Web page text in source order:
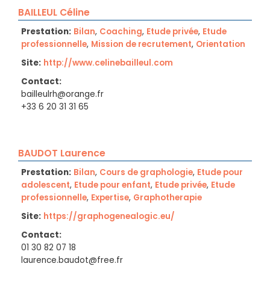
BAILLEUL Céline
Prestation: Bilan, Coaching, Etude privée, Etude
professionnelle, Mission de recrutement, Orientation
Site: http://www.celinebailleul.com
Contact:
bailleulrh@orange.fr
+33 6 20 31 31 65
BAUDOT Laurence
Prestation: Bilan, Cours de graphologie, Etude pour
adolescent, Etude pour enfant, Etude privée, Etude
professionnelle, Expertise, Graphotherapie
Site: https://graphogenealogic.eu/
Contact:
01 30 82 07 18
laurence.baudot@free.fr